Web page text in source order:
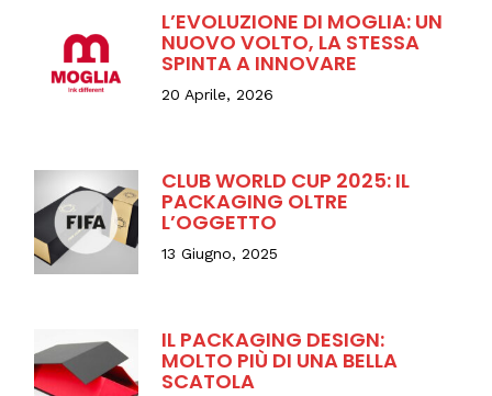
L’EVOLUZIONE DI MOGLIA: UN
NUOVO VOLTO, LA STESSA
SPINTA A INNOVARE
20 Aprile, 2026
CLUB WORLD CUP 2025: IL
PACKAGING OLTRE
L’OGGETTO
13 Giugno, 2025
IL PACKAGING DESIGN:
MOLTO PIÙ DI UNA BELLA
SCATOLA